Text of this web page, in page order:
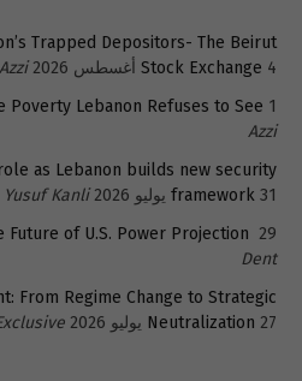
Trapped Depositors- The Beirut
Stock Exchange 4 أغسطس 2026
Poverty Lebanon Refuses to See 1 أغسطس 2026
Azzi
as Lebanon builds new security
framework 31 يوليو 2026
Yusuf Kanli
Future of U.S. Power Projection 29 يوليو 2026
Dent
From Regime Change to Strategic
Neutralization 27 يوليو 2026